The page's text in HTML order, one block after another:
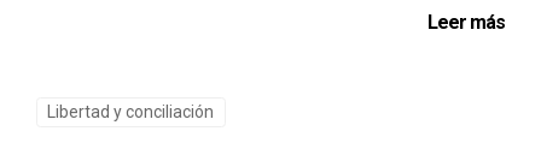
Leer más
Libertad y conciliación